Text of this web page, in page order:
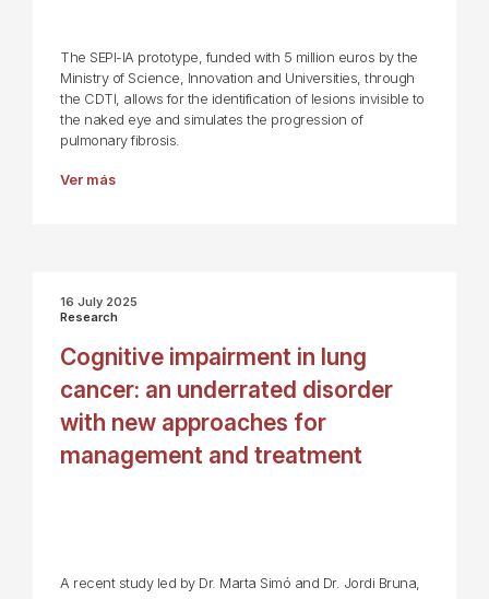
The SEPI-IA prototype, funded with 5 million euros by the
Ministry of Science, Innovation and Universities, through
the CDTI, allows for the identification of lesions invisible to
the naked eye and simulates the progression of
pulmonary fibrosis.
Ver más
16 July 2025
Research
Cognitive impairment in lung
cancer: an underrated disorder
with new approaches for
management and treatment
A recent study led by Dr. Marta Simó and Dr. Jordi Bruna,